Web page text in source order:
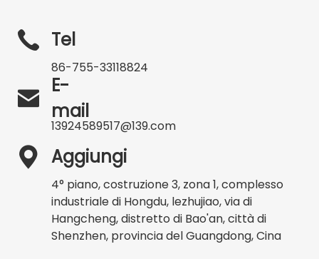
Tel
86-755-33118824
 E-
mail
13924589517@139.com
 Aggiungi
4° piano, costruzione 3, zona 1, complesso
industriale di Hongdu, lezhujiao, via di
Hangcheng, distretto di Bao'an, città di
Shenzhen, provincia del Guangdong, Cina